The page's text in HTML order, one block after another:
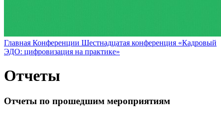
Главная Конференции Шестнадцатая конференция «Кадровый
ЭДО: цифровизация на практике»
Отчеты
Отчеты по прошедшим мероприятиям